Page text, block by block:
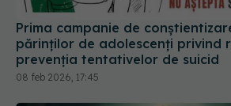
Prima campanie de
părinților de adolescenți privind
prevenția tentativelor de suicid
08 feb 2026, 17:45